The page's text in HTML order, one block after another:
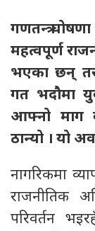
गणतन्त्र
महत्वपूर्ण
भएका छन् तर
गत भदौमा
आफ्नो माग
ठान्यो । यो
नागरिकमा
राजनीतिक
परिवर्तन